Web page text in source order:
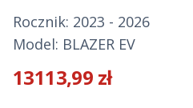
Rocznik: 2023 - 2026
Model: BLAZER EV
13113,99 zł